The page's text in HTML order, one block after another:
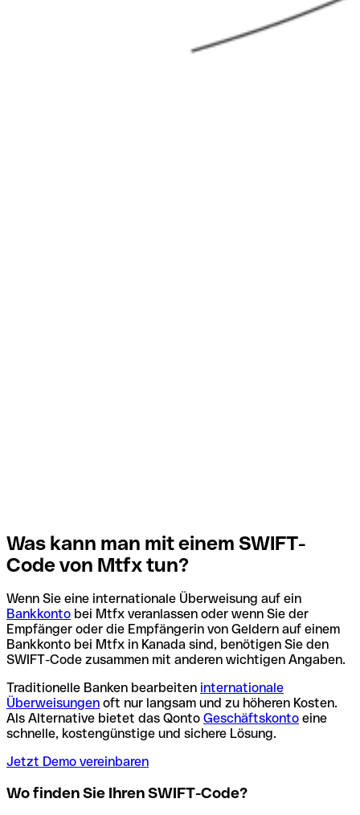
Was kann man mit einem SWIFT-
Code von Mtfx tun?
Wenn Sie eine internationale Überweisung auf ein
Bankkonto bei Mtfx veranlassen oder wenn Sie der
Empfänger oder die Empfängerin von Geldern auf einem
Bankkonto bei Mtfx in Kanada sind, benötigen Sie den
SWIFT-Code zusammen mit anderen wichtigen Angaben.
Traditionelle Banken bearbeiten internationale
Überweisungen oft nur langsam und zu höheren Kosten.
Als Alternative bietet das Qonto Geschäftskonto eine
schnelle, kostengünstige und sichere Lösung.
Jetzt Demo vereinbaren
Wo finden Sie Ihren SWIFT-Code?